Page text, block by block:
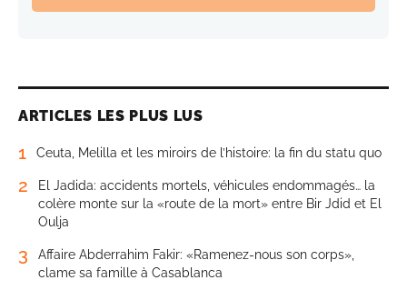
ARTICLES LES PLUS LUS
1 Ceuta, Melilla et les miroirs de l’histoire: la fin du statu quo
2
El Jadida: accidents mortels, véhicules endommagés… la
colère monte sur la «route de la mort» entre Bir Jdid et El
Oulja
3
Affaire Abderrahim Fakir: «Ramenez-nous son corps»,
clame sa famille à Casablanca